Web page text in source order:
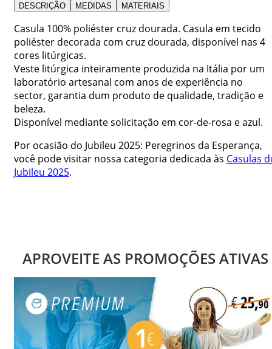
DESCRIÇÃO MEDIDAS MATERIAIS
Casula 100% poliéster cruz dourada. Casula em tecido
poliéster decorada com cruz dourada, disponível nas 4
cores litúrgicas.
Veste litúrgica inteiramente produzida na Itália por um
laboratório artesanal com anos de experiência no
sector, garantia dum produto de qualidade, tradição e
beleza.
Disponível mediante solicitação em cor-de-rosa e azul.
Por ocasião do Jubileu 2025: Peregrinos da Esperança,
você pode visitar nossa categoria dedicada às Casulas
Jubileu 2025.
APROVEITE AS PROMOÇÕES ATIVAS